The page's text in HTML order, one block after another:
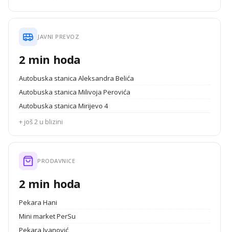
JAVNI PREVOZ
2 min hoda
Autobuska stanica Aleksandra Belića
Autobuska stanica Milivoja Perovića
Autobuska stanica Mirijevo 4
+ još 2 u blizini
PRODAVNICE
2 min hoda
Pekara Hani
Mini market PerSu
Pekara Ivanović